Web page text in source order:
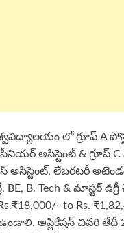
లో గ్రూప్ A
సీనియర్ అసిస్టెంట్ &
అసిస్టెంట్, లేబరటరీ
BE, B. Tech & మాస్టర్
to Rs.
అప్లికేషన్ చివరి తేదీ